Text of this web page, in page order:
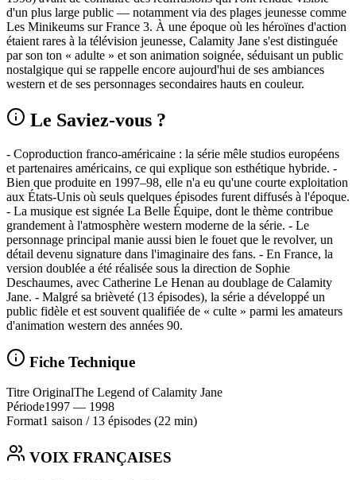
d'un plus large public — notamment via des plages jeunesse comme
Les Minikeums sur France 3. À une époque où les héroïnes d'action
étaient rares à la télévision jeunesse, Calamity Jane s'est distinguée
par son ton « adulte » et son animation soignée, séduisant un public
nostalgique qui se rappelle encore aujourd'hui de ses ambiances
western et de ses personnages secondaires hauts en couleur.
Le Saviez-vous ?
- Coproduction franco-américaine : la série mêle studios européens
et partenaires américains, ce qui explique son esthétique hybride. -
Bien que produite en 1997–98, elle n'a eu qu'une courte exploitation
aux États-Unis où seuls quelques épisodes furent diffusés à l'époque.
- La musique est signée La Belle Équipe, dont le thème contribue
grandement à l'atmosphère western moderne de la série. - Le
personnage principal manie aussi bien le fouet que le revolver, un
détail devenu signature dans l'imaginaire des fans. - En France, la
version doublée a été réalisée sous la direction de Sophie
Deschaumes, avec Catherine Le Henan au doublage de Calamity
Jane. - Malgré sa brièveté (13 épisodes), la série a développé un
public fidèle et est souvent qualifiée de « culte » parmi les amateurs
d'animation western des années 90.
Fiche Technique
Titre OriginalThe Legend of Calamity Jane
Période1997 — 1998
Format1 saison / 13 épisodes (22 min)
VOIX FRANÇAISES